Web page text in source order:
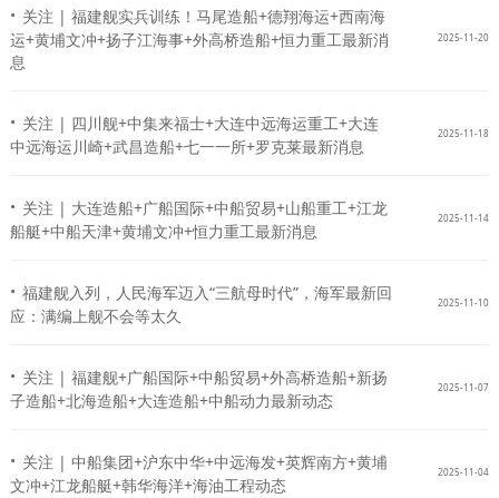
· 关注 | 福建舰实兵训练！马尾造船+德翔海运+西南海
运+黄埔文冲+扬子江海事+外高桥造船+恒力重工最新消
息
2025-11-20
· 关注 | 四川舰+中集来福士+大连中远海运重工+大连
中远海运川崎+武昌造船+七一一所+罗克莱最新消息
2025-11-18
· 关注 | 大连造船+广船国际+中船贸易+山船重工+江龙
船艇+中船天津+黄埔文冲+恒力重工最新消息
2025-11-14
· 福建舰入列，人民海军迈入“三航母时代”，海军最新回
应：满编上舰不会等太久
2025-11-10
· 关注 | 福建舰+广船国际+中船贸易+外高桥造船+新扬
子造船+北海造船+大连造船+中船动力最新动态
2025-11-07
· 关注 | 中船集团+沪东中华+中远海发+英辉南方+黄埔
文冲+江龙船艇+韩华海洋+海油工程动态
2025-11-04